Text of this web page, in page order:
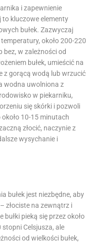
i zapewnienie
to kluczowe elementy
bułek. Zazwyczaj
około 200-220
bez, w zależności od
bułek, umieścić na
z gorącą wodą lub wrzucić
wodna uwolniona z
w piekarniku,
się skórki i pozwoli
10-15 minutach
złocić, naczynie z
wysychanie i
bułek jest niezbędne, aby
złociste na zewnątrz i
pieką się przez około
Celsjusza, ale
od wielkości bułek,